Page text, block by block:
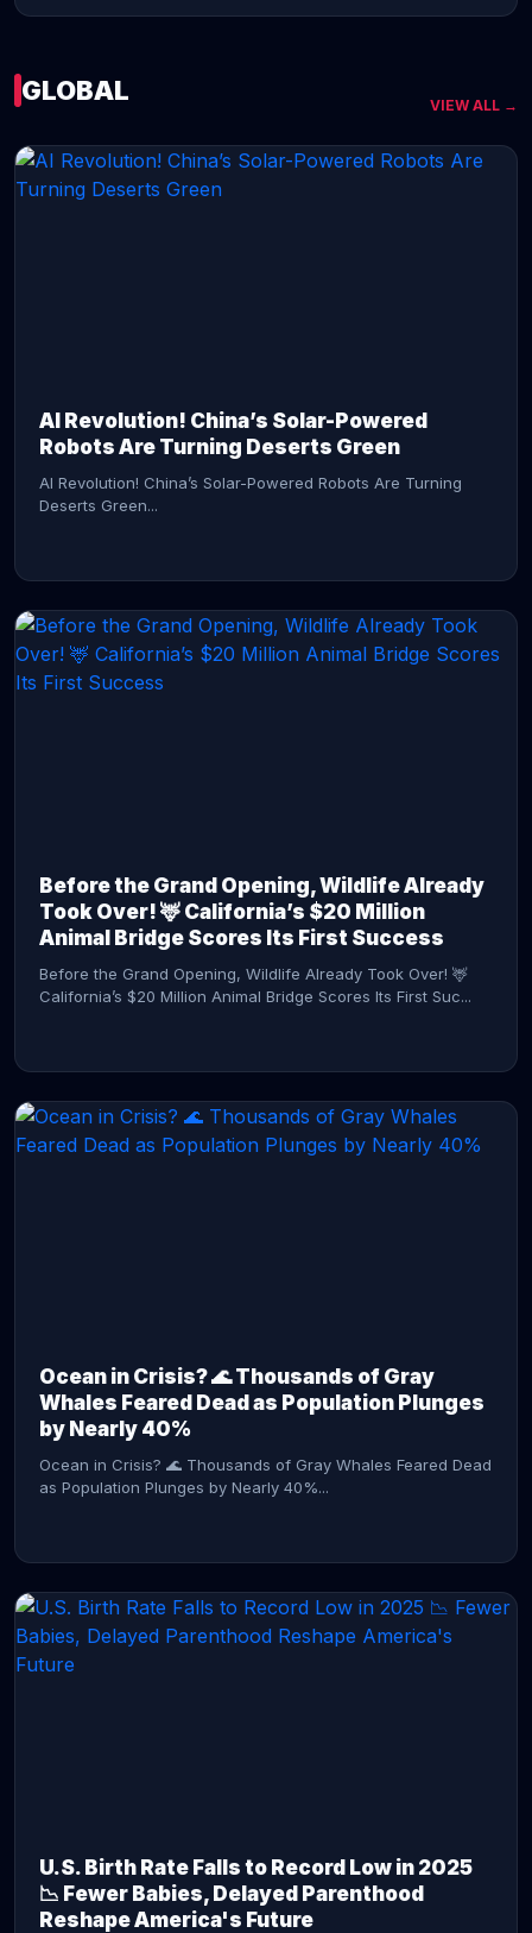
GLOBAL VIEW ALL →
AI Revolution! China’s Solar-Powered
Robots Are Turning Deserts Green
AI Revolution! China’s Solar-Powered Robots Are Turning
Deserts Green...
Before the Grand Opening, Wildlife Already
Took Over! 🦌 California’s $20 Million
Animal Bridge Scores Its First Success
Before the Grand Opening, Wildlife Already Took Over! 🦌
California’s $20 Million Animal Bridge Scores Its First Suc...
Ocean in Crisis? 🌊 Thousands of Gray
Whales Feared Dead as Population Plunges
by Nearly 40%
Ocean in Crisis? 🌊 Thousands of Gray Whales Feared Dead
as Population Plunges by Nearly 40%...
U.S. Birth Rate Falls to Record Low in 2025
📉 Fewer Babies, Delayed Parenthood
Reshape America's Future